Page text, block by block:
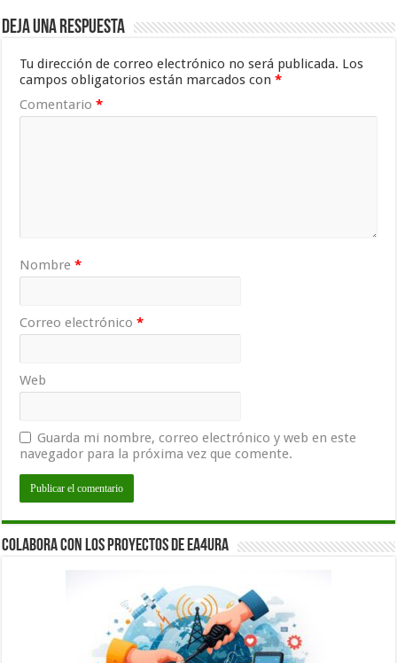
Deja una respuesta
Tu dirección de correo electrónico no será publicada. Los
campos obligatorios están marcados con*
Comentario*
Nombre*
Correo electrónico*
Web
Guarda mi nombre, correo electrónico y web en este
navegador para la próxima vez que comente.
Colabora con los proyectos de EA4URA